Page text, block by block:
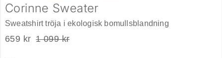
Corinne Sweater
Sweatshirt tröja i ekologisk bomullsblandning
659 kr 1 099 kr